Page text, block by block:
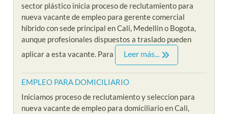
sector plástico inicia proceso de reclutamiento para
nueva vacante de empleo para gerente comercial
hibrido con sede principal en Cali, Medellin o Bogota,
aunque profesionales dispuestos a traslado pueden
aplicar a esta vacante. Para
Leer más...
EMPLEO PARA DOMICILIARIO
Iniciamos proceso de reclutamiento y seleccion para
nueva vacante de empleo para domiciliario en Cali,